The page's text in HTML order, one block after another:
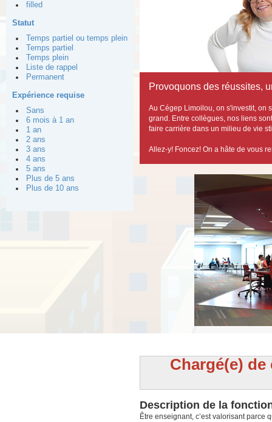
filled
Statut
Temps partiel ou temps plein
Temps partiel
Temps plein
Liste de rappel
Permanent
Expérience requise
Sans
6 mois à 1 an
1 an
2 ans
3 ans
4 ans
5 ans
Plus de 5 ans
Plus de 10 ans
Provoquons des réussites,
Au Cégep Limoilou, on s'investit, on
grand. Entre collègues, nos liens
faire carrière dans un milieu de vie
Allez-y! Foncez! On a hâte de vous
Chargé(e)
Description de la
Être enseignant, c’est valorisant parce